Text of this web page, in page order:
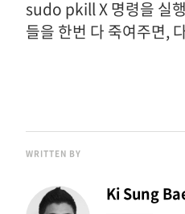
sudo pkill X 명령을 실
들을 한번 다 죽여주면,
WRITTEN BY
Ki Sung